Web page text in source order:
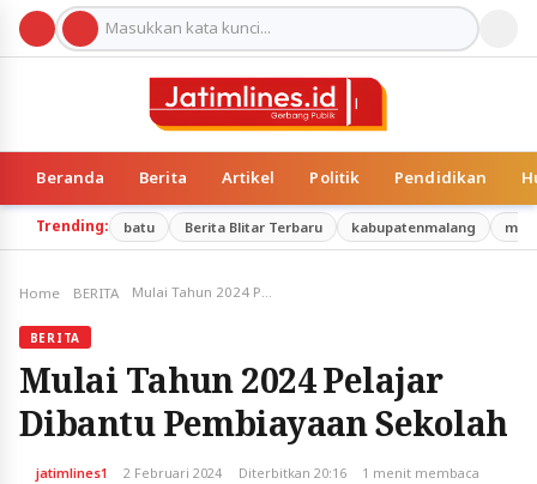
Beranda Berita Artikel Politik Pendidikan
Trending: batu Berita Blitar Terbaru kabupatenmalang
Home BERITA
BERITA
Mulai Tahun 2024 Pelajar
Dibantu Pembiayaan Sekolah
jatimlines1 2 Februari 2024 Diterbitkan 20:16 1 menit membaca